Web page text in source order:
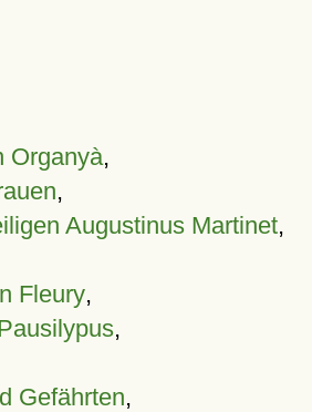
Organyà,
,
Augustinus Martinet,
Fleury,
,
Gefährten,